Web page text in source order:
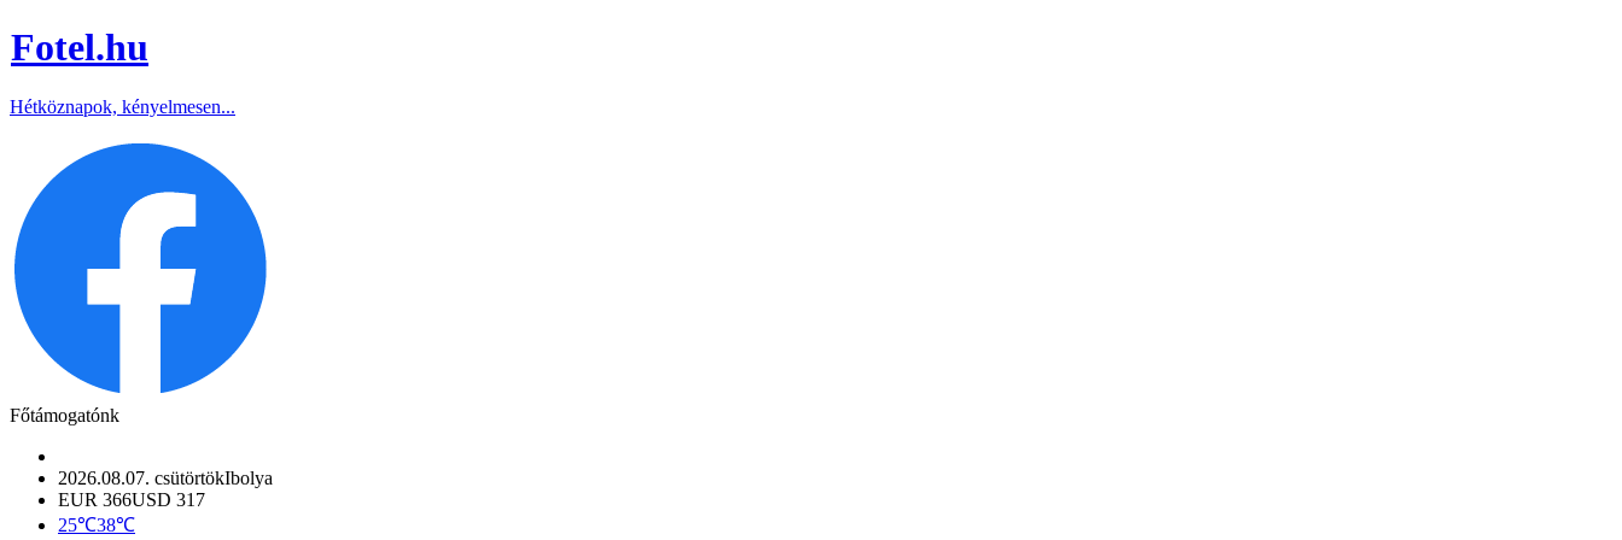
Fotel.hu
Hétköznapok, kényelmesen...
Főtámogatónk
2026.08.07. csütörtökIbolya
EUR 366USD 317
25℃38℃